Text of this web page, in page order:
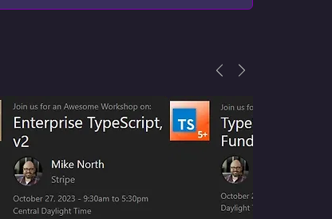
00:04:00
УРОК 22. 00:02:54
4- Catch-all Segments
УРОК 23. 00:07:09
5- Accessing Query String Parameters